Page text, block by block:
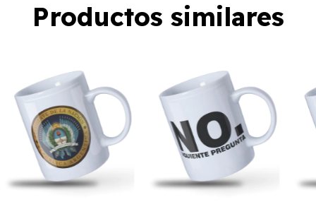
Productos similares